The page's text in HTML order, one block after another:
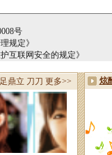
号
规定》
互联网安全的规定》